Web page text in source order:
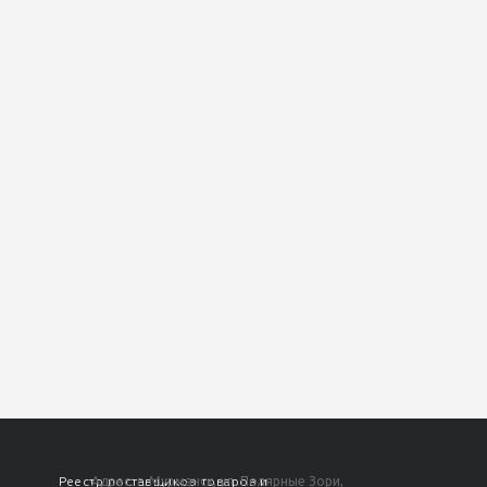
Реестр поставщиков товаров и
Адрес: г. Мурманск, ул. Полярные Зори,